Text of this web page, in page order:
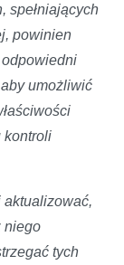
spełniających
powinien
umożliwić
kontroli
aktualizować,
niego
tych